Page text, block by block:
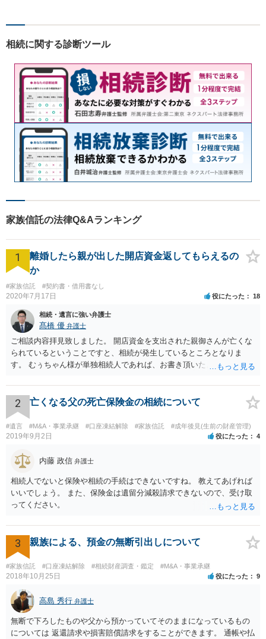
相続に関する診断ツール
家族信託の法律Q&Aランキング
1
離婚したら親が出した開店資金返してもらえるの
か
#家族信託 #契約書・借用書なし
2020年7月17日 役にたった 18
相続・遺言に強い弁護士
髙橋 優 弁護士
ご相談内容拝見致しました。 開店資金を支出された親御さんが亡くな
られているということですと、相続が発生しているところとなりま
す。 むぅちゃん様が単独相続人であれば、お書き頂いたような方法で
相続人おられるということであれば、他の相続人との協議が必要とな
るところです。 また、当該点とは別にご主人から貸付ではなく贈与で
あると主張される可能性がございます。 その場合には、貸付であるこ
とを伺わせる事情をどれだけ積み重ねることが出来るか、というとこ
ろとなります。 返済の事実や、返済を約束するメール等です。 金額の
おく方が宜しいかと思います。 緊急という訳ではないかと思います
が、事前準備が早い方が有効な手段が増える傾向にありますので、早
目に弁護士を入れられることを御検討頂くと良いかと思います。
2 亡くなる父の死亡保険金の相続について
#遺言 #M&A・事業承継 #口座凍結解除 #家族信託 #成年後見(生前の財産管理)
2019年9月2日 役にたった 4
内藤 政信 弁護士
相続人でないと保険や相続の手続はできないですね。 教えてあげれば
いいでしょう。 また、保険金は遺留分減殺請求できないので、受け取
ってください。
3 親族による、預金の無断引出しについて
#家族信託 #口座凍結解除 #相続財産調査・鑑定 #M&A・事業承継
2018年10月25日 役にたった 9
高島 秀行 弁護士
無断で下ろしたものや父から預かっていてそのままになっているもの
については 返還請求や損害賠償請求をすることができます。 通帳や払